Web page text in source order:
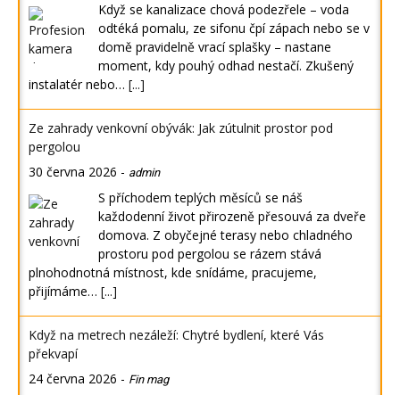
Když se kanalizace chová podezřele – voda
odtéká pomalu, ze sifonu čpí zápach nebo se v
domě pravidelně vrací splašky – nastane
moment, kdy pouhý odhad nestačí. Zkušený
instalatér nebo… [...]
Ze zahrady venkovní obývák: Jak zútulnit prostor pod
pergolou
30 června 2026 - admin
S příchodem teplých měsíců se náš
každodenní život přirozeně přesouvá za dveře
domova. Z obyčejné terasy nebo chladného
prostoru pod pergolou se rázem stává
plnohodnotná místnost, kde snídáme, pracujeme,
přijímáme… [...]
Když na metrech nezáleží: Chytré bydlení, které Vás
překvapí
24 června 2026 - Fin mag